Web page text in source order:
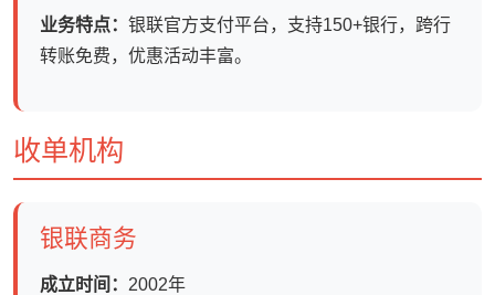
业务特点： 银联官方支付平台，支持150+银行，跨行
转账免费，优惠活动丰富。
收单机构
银联商务
成立时间： 2002年